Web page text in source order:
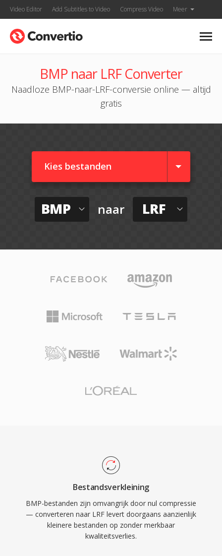
Video Editor Add Subtitles to Video Compress Video Meer
BMP naar LRF Converter
Naadloze BMP-naar-LRF-conversie online — altijd
gratis
Kies bestanden
BMP naar LRF
Bestandsverkleining
BMP-bestanden zijn omvangrijk door nul compressie
— converteren naar LRF levert doorgaans aanzienlijk
kleinere bestanden op zonder merkbaar
kwaliteitsverlies.